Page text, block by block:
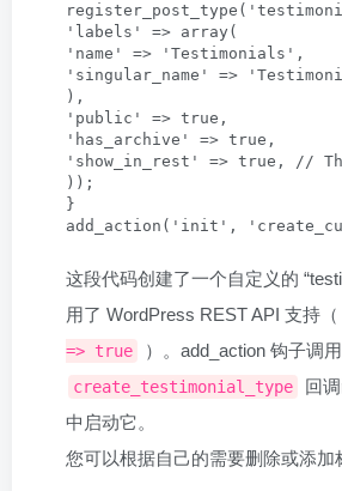
'labels' => array(
'name' => 'Testimonials',
'singular_name' =>
),
'public' => true,
'has_archive' => true,
'show_in_rest' => true, //
));
}
add_action('init',
这段代码创建了一个自定义的
用了 WordPress REST API 支持（
=> true
）。add_action 钩子调用
create_testimonial_type
回
中启动它。
您可以根据自己的需要删除或添加